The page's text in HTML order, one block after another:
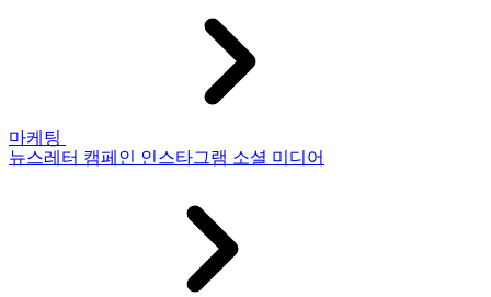
마케팅
뉴스레터 캠페인 인스타그램 소셜 미디어